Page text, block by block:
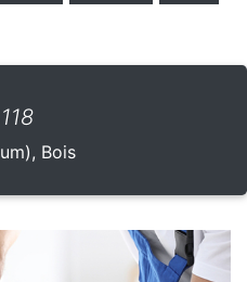
Bois